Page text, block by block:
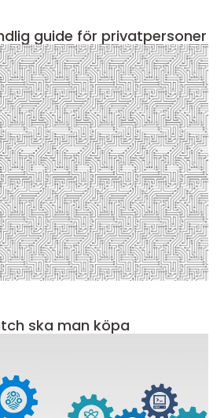
guide för privatpersoner
ska man köpa